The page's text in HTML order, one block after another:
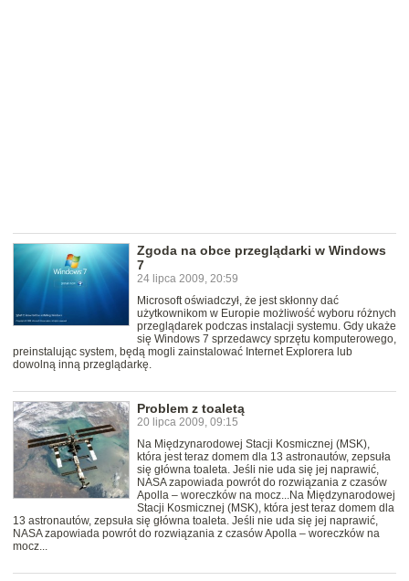
Zgoda na obce przeglądarki w Windows
7
24 lipca 2009, 20:59
Microsoft oświadczył, że jest skłonny dać
użytkownikom w Europie możliwość wyboru różnych
przeglądarek podczas instalacji systemu. Gdy ukaże
się Windows 7 sprzedawcy sprzętu komputerowego,
preinstalując system, będą mogli zainstalować Internet Explorera lub
dowolną inną przeglądarkę.
Problem z toaletą
20 lipca 2009, 09:15
Na Międzynarodowej Stacji Kosmicznej (MSK),
która jest teraz domem dla 13 astronautów, zepsuła
się główna toaleta. Jeśli nie uda się jej naprawić,
NASA zapowiada powrót do rozwiązania z czasów
Apolla – woreczków na mocz...Na Międzynarodowej
Stacji Kosmicznej (MSK), która jest teraz domem dla
13 astronautów, zepsuła się główna toaleta. Jeśli nie uda się jej naprawić,
NASA zapowiada powrót do rozwiązania z czasów Apolla – woreczków na
mocz...